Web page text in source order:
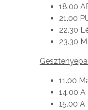
18.00
21.00
22.30
23.30
11.00
14.00
15.00